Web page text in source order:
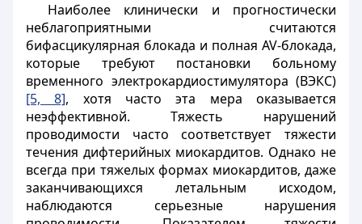
Наиболее клинически и прогностически
неблагоприятными считаются
бифасцикулярная блокада и полная AV-блокада,
которые требуют постановки больному
временного электрокардиостимулятора (ВЭКС)
[5, 8], хотя часто эта мера оказывается
неэффективной. Тяжесть нарушений
проводимости часто соответствует тяжести
течения дифтерийных миокардитов. Однако не
всегда при тяжелых формах миокардитов, даже
заканчивающихся летальным исходом,
наблюдаются серьезные нарушения